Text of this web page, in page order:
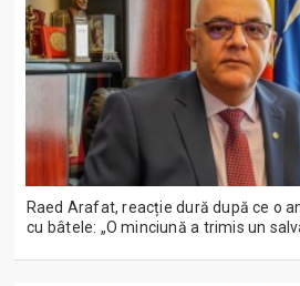
Raed Arafat, reacție dură după ce o
cu bâtele: „O minciună a trimis un